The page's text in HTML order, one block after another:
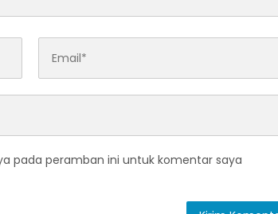
pada peramban ini untuk komentar saya